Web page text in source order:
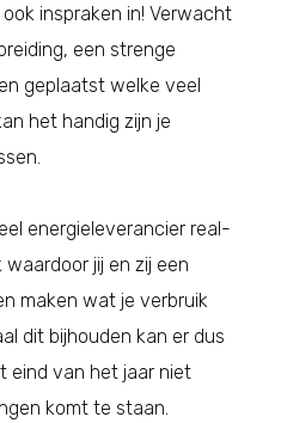
inspraken in! Verwacht
een strenge
geplaatst welke veel
het handig zijn je
energieleverancier real-
jij en zij een
maken wat je verbruik
dit bijhouden kan er dus
eind van het jaar niet
komt te staan.